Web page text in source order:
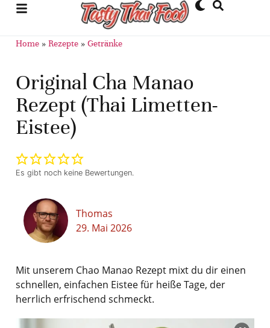
Home» Rezepte» Getränke
Original Cha Manao
Rezept (Thai Limetten-
Eistee)
Es gibt noch keine Bewertungen.
Thomas
29. Mai 2026
Mit unserem Chao Manao Rezept mixt du dir einen
schnellen, einfachen Eistee für heiße Tage, der
herrlich erfrischend schmeckt.